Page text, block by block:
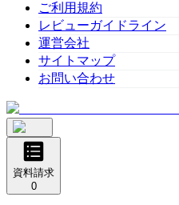
ご利用規約
レビューガイドライン
運営会社
サイトマップ
お問い合わせ
資料請求
0